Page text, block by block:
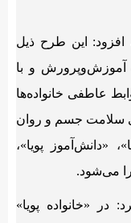
افزود: این طرح ذیل
آموزش‌وپرورش و با
عاطفی خانواده‌ها
سلامت جسم و روان
«دانش‌آموز پویا»،
می‌شود.
در «خانواده پویا»